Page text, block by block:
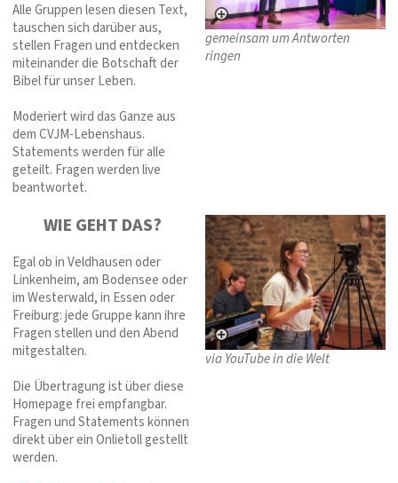
Alle Gruppen lesen diesen Text,
tauschen sich darüber aus,
stellen Fragen und entdecken
miteinander die Botschaft der
Bibel für unser Leben.
Moderiert wird das Ganze aus
dem CVJM-Lebenshaus.
Statements werden für alle
geteilt. Fragen werden live
beantwortet.
gemeinsam um Antworten
ringen
WIE GEHT DAS?
Egal ob in Veldhausen oder
Linkenheim, am Bodensee oder
im Westerwald, in Essen oder
Freiburg: jede Gruppe kann ihre
Fragen stellen und den Abend
mitgestalten.
Die Übertragung ist über diese
Homepage frei empfangbar.
Fragen und Statements können
direkt über ein Onlietoll gestellt
werden.
via YouTube in die Welt